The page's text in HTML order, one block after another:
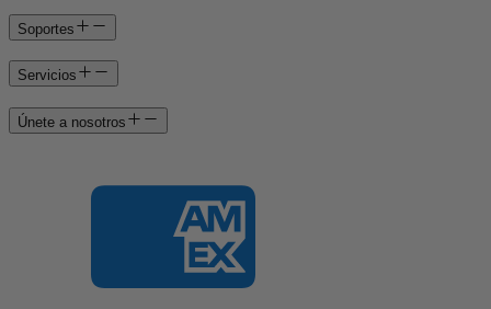
Soportes
Servicios
Únete a nosotros